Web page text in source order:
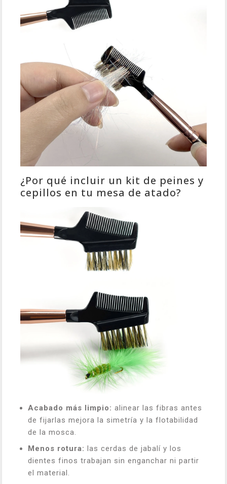
¿Por qué incluir un kit de peines y
cepillos en tu mesa de atado?
Acabado más limpio: alinear las fibras antes
de fijarlas mejora la simetría y la flotabilidad
de la mosca.
Menos rotura: las cerdas de jabalí y los
dientes finos trabajan sin enganchar ni partir
el material.